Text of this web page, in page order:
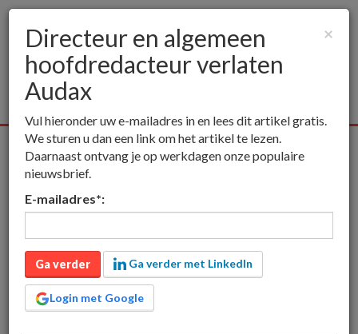
Alle media Publieksmedia Vakmedia Educatieve media
inct Publieksmedia
verlaten Audax
Directeur en algemeen
hoofdredacteur verlaten
Audax
×
Directeur en algemeen
hoofdredacteur verlaten
Audax
Vul hieronder uw e-mailadres in en lees dit artikel gratis.
We sturen u dan een link om het artikel te lezen.
Daarnaast ontvang je op werkdagen onze populaire
nieuwsbrief.
E-mailadres*:
Ga verder Ga verder met LinkedIn
Login met Google